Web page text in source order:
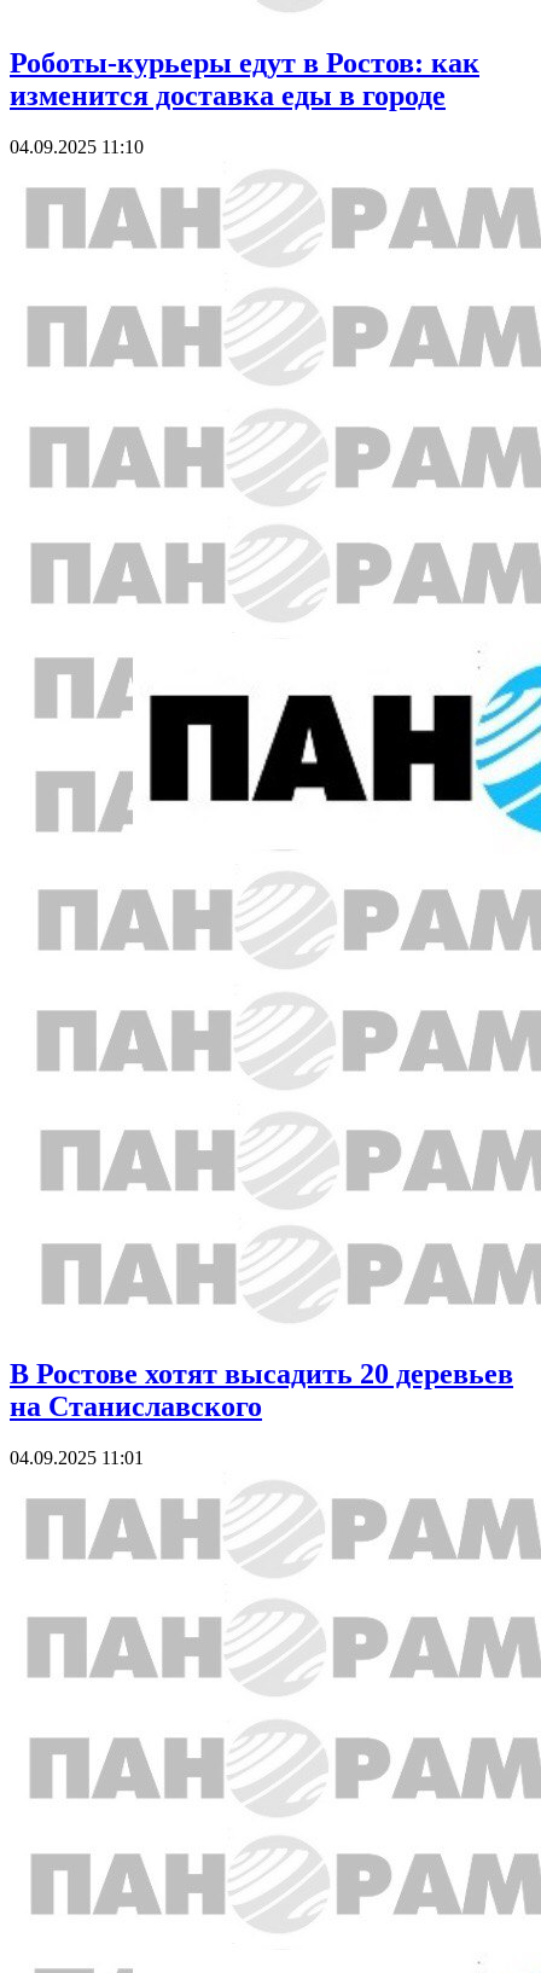
Роботы-курьеры едут в Ростов: как
изменится доставка еды в городе
04.09.2025 11:10
В Ростове хотят высадить 20 деревьев
на Станиславского
04.09.2025 11:01